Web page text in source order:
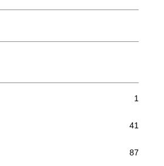
1
41
87